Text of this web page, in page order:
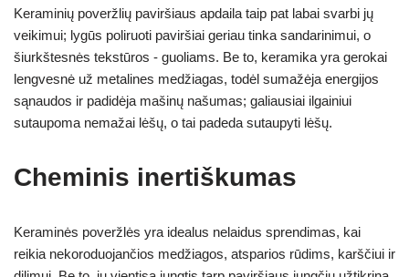
Keraminių poveržlių paviršiaus apdaila taip pat labai svarbi jų
veikimui; lygūs poliruoti paviršiai geriau tinka sandarinimui, o
šiurkštesnės tekstūros - guoliams. Be to, keramika yra gerokai
lengvesnė už metalines medžiagas, todėl sumažėja energijos
sąnaudos ir padidėja mašinų našumas; galiausiai ilgainiui
sutaupoma nemažai lėšų, o tai padeda sutaupyti lėšų.
Cheminis inertiškumas
Keraminės poveržlės yra idealus nelaidus sprendimas, kai
reikia nekoroduojančios medžiagos, atsparios rūdims, karščiui ir